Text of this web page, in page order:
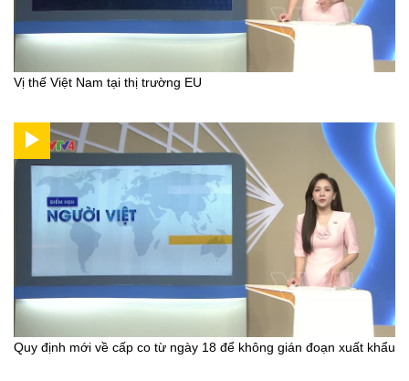
Vị thế Việt Nam tại thị trường EU
Quy định mới về cấp co từ ngày 18 để không gián đoạn xuất khẩu